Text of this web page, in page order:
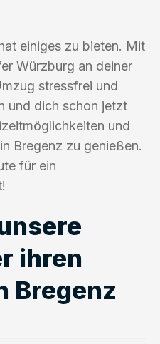
einiges zu bieten. Mit
Würzburg an deiner
stressfrei und
und dich schon jetzt
und
Bregenz zu genießen.
für ein
ihren
Bregenz